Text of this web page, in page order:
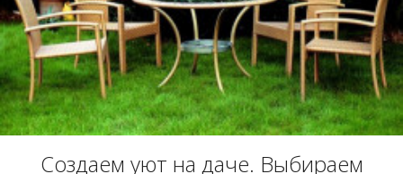
Создаем уют на даче. Выбираем